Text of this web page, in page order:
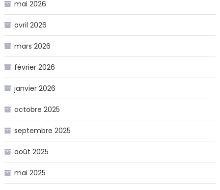
mai 2026
avril 2026
mars 2026
février 2026
janvier 2026
octobre 2025
septembre 2025
août 2025
mai 2025